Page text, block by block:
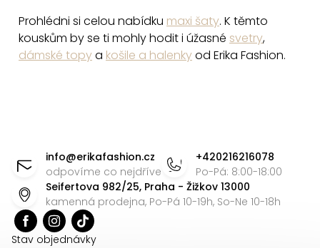
u
Prohlédni si celou nabídku maxi šaty. K těmto
kouskům by se ti mohly hodit i úžasné svetry,
dámské topya košile a halenkyod Erika Fashion.
info@erikafashion.cz
odpovíme co nejdříve
+420216216078
Po-Pá: 8:00-18:00
Seifertova 982/25, Praha - Žižkov 13000
kamenná prodejna, Po-Pá 10-19h, So-Ne 10-18h
Stav objednávky